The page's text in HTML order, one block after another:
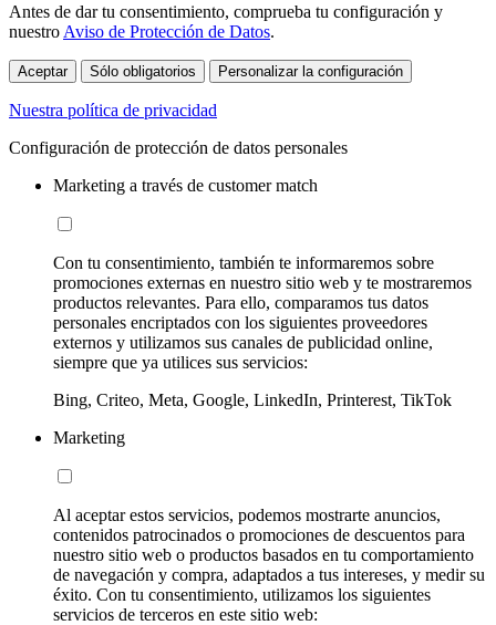
Antes de dar tu consentimiento, comprueba tu configuración y
nuestro Aviso de Protección de Datos.
Aceptar Sólo obligatorios Personalizar la configuración
Nuestra política de privacidad
Configuración de protección de datos personales
Marketing a través de customer match
Con tu consentimiento, también te informaremos sobre
promociones externas en nuestro sitio web y te mostraremos
productos relevantes. Para ello, comparamos tus datos
personales encriptados con los siguientes proveedores
externos y utilizamos sus canales de publicidad online,
siempre que ya utilices sus servicios:
Bing, Criteo, Meta, Google, LinkedIn, Printerest, TikTok
Marketing
Al aceptar estos servicios, podemos mostrarte anuncios,
contenidos patrocinados o promociones de descuentos para
nuestro sitio web o productos basados en tu comportamiento
de navegación y compra, adaptados a tus intereses, y medir su
éxito. Con tu consentimiento, utilizamos los siguientes
servicios de terceros en este sitio web: